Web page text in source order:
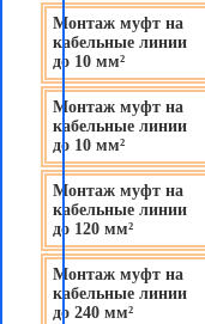
Монтаж муфт на
кабельные линии
до 10 мм²
Монтаж муфт на
кабельные линии
до 10 мм²
Монтаж муфт на
кабельные линии
до 120 мм²
Монтаж муфт на
кабельные линии
до 240 мм²